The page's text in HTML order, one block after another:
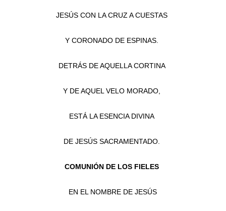
JESÚS CON LA CRUZ A CUESTAS
Y CORONADO DE ESPINAS.
DETRÁS DE AQUELLA CORTINA
Y DE AQUEL VELO MORADO,
ESTÁ LA ESENCIA DIVINA
DE JESÚS SACRAMENTADO.
COMUNIÓN DE LOS FIELES
EN EL NOMBRE DE JESÚS